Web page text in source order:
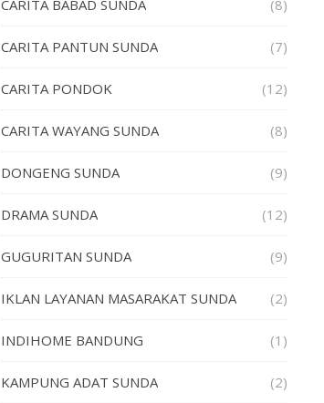
CARITA BABAD SUNDA (8)
CARITA PANTUN SUNDA (7)
CARITA PONDOK (12)
CARITA WAYANG SUNDA (8)
DONGENG SUNDA (9)
DRAMA SUNDA (12)
GUGURITAN SUNDA (9)
IKLAN LAYANAN MASARAKAT SUNDA (2)
INDIHOME BANDUNG (1)
KAMPUNG ADAT SUNDA (2)